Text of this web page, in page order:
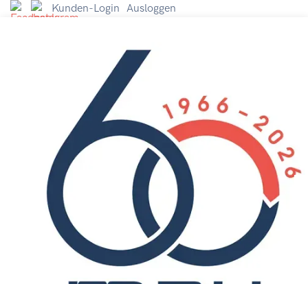
Kunden-Login Ausloggen